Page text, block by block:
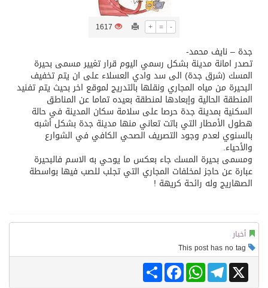
ثلة من الضابطات في الجييش الكويتي
كسوة الكعبة تعتلي البيت العتيق
+ = -
1617
جدة – نايف محمد-
تصدر امانة مدينة بشكل رسمي اليوم قرار تغيير مسمى بحيرة
المسك (شرق جدة) الى سد وادي العسلاء على ان يتم تخفيف
البحيرة من مياه المجاري ونقلها بالتدريج لموقع اخر بحيث يتم تفنيد
المنطقة الحالية وإبعادها لمنطقة بعيده تماما عن المناطق
السكنية بمدينة جدة حرصا على سلامة سكان المدينة في حالة
هطول الأمطار التي باتت تعاني منها مدينة جدة بشكل أشبه
بالسنوي لعدم وجود التصريف الصحي الكافي في الشوارع
والأحياء.
ومسمى بحيرة المسك جاء بعكس ما يوحي به الاسم فالبحيرة
عبارة عن حاجز لمخلفات المجاري التي تجلب للصب فيها بواسطة
الصهاريج وله رائحة كريهة !
أخبار
Share
FacebookWhatsAppTelegram X